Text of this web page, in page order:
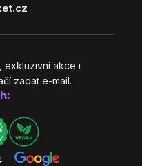
exkluzivní akce i
zadat e-mail.